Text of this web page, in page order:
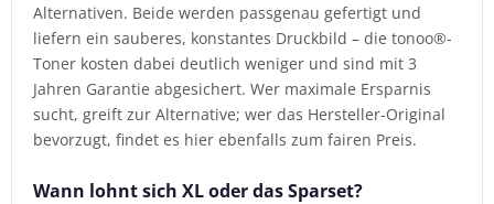
Alternativen. Beide werden passgenau gefertigt und
liefern ein sauberes, konstantes Druckbild – die tonoo®-
Toner kosten dabei deutlich weniger und sind mit 3
Jahren Garantie abgesichert. Wer maximale Ersparnis
sucht, greift zur Alternative; wer das Hersteller-Original
bevorzugt, findet es hier ebenfalls zum fairen Preis.
Wann lohnt sich XL oder das Sparset?